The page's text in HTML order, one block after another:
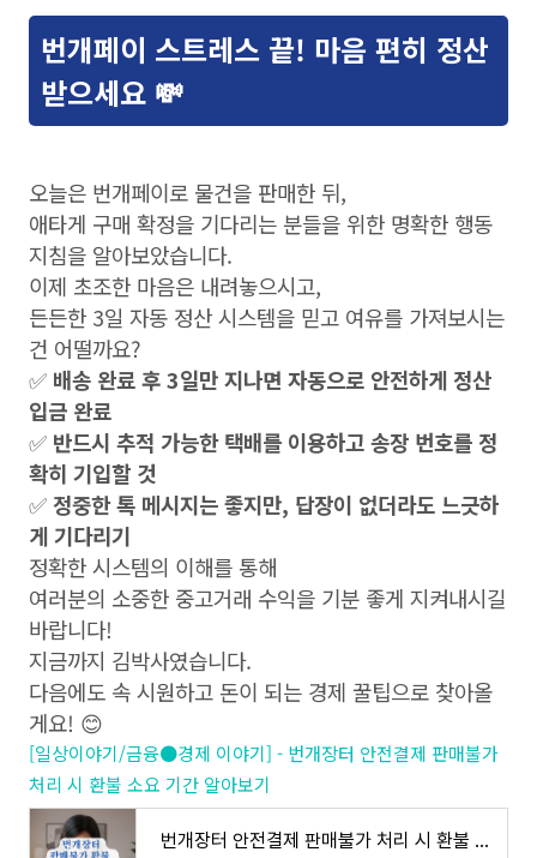
번개페이 스트레스 끝! 마음 편히 정산
받으세요 💸
오늘은 번개페이로 물건을 판매한 뒤,
애타게 구매 확정을 기다리는 분들을 위한 명확한 행동
지침을 알아보았습니다.
이제 초조한 마음은 내려놓으시고,
든든한 3일 자동 정산 시스템을 믿고 여유를 가져보시는
건 어떨까요?
✅ 배송 완료 후 3일만 지나면 자동으로 안전하게 정산
입금 완료
✅ 반드시 추적 가능한 택배를 이용하고 송장 번호를 정
확히 기입할 것
✅ 정중한 톡 메시지는 좋지만, 답장이 없더라도 느긋하
게 기다리기
정확한 시스템의 이해를 통해
여러분의 소중한 중고거래 수익을 기분 좋게 지켜내시길
바랍니다!
지금까지 김박사였습니다.
다음에도 속 시원하고 돈이 되는 경제 꿀팁으로 찾아올
게요! 😊
[일상이야기/금융●경제 이야기] - 번개장터 안전결제 판매불가
처리 시 환불 소요 기간 알아보기
번개장터 안전결제 판매불가 처리 시 환불 소요 기간 알아보기